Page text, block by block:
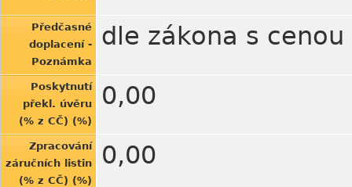
Předčasné
doplacení -
Poznámka
dle zákona s
Poskytnutí
překl. úvěru
(% z CČ) (%)
0,00
Zpracování
záručních listin
(% z CČ) (%)
0,00